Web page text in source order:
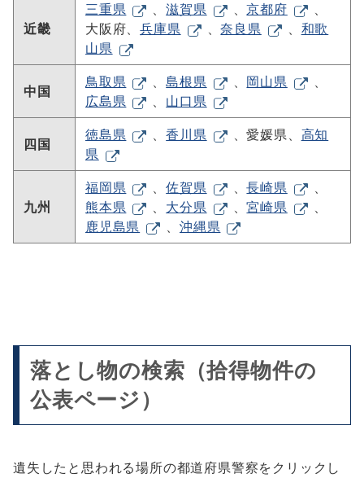
近畿
三重県 、滋賀県 、京都府
、
大阪府、兵庫県 、奈良県 、 和歌
山県
中国
鳥取県 、島根県 、 岡山県
、
広島県
、 山口県
四国
徳島県 、香川県 、愛媛県、 高知
県
九州
福岡県 、佐賀県 、長崎県
、
熊本県
、 大分県 、宮崎県
、
鹿児島県
、沖縄県
落とし物の検索（拾得物件の
公表ページ）
遺失したと思われる場所の都道府県警察をクリックし